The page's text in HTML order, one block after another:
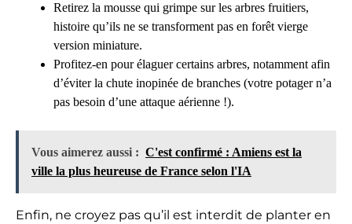
Retirez la mousse qui grimpe sur les arbres fruitiers,
histoire qu’ils ne se transforment pas en forêt vierge
version miniature.
Profitez-en pour élaguer certains arbres, notamment afin
d’éviter la chute inopinée de branches (votre potager n’a
pas besoin d’une attaque aérienne !).
Vous aimerez aussi : C'est confirmé : Amiens est la
ville la plus heureuse de France selon l'IA
Enfin, ne croyez pas qu’il est interdit de planter en